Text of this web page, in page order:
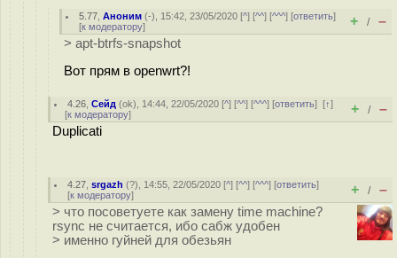
5.77 ,Аноним (-), 15:42, 23/05/2020 [^] [^^] [^^^] [ответить]
[к модератору] + / –
> apt-btrfs-snapshot
Вот прям в openwrt?!
4.26 ,Сейд (ok), 14:44, 22/05/2020 [^] [^^] [^^^] [ответить][↑]
[к модератору] + / –
Duplicati
4.27 ,srgazh (?), 14:55, 22/05/2020 [^] [^^] [^^^] [ответить]
[к модератору] + / –
> что посоветуете как замену time machine?
rsync не считается, ибо сабж удобен
> именно гуйней для обезьян